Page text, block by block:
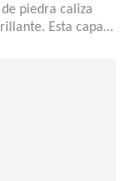
piedra caliza
Esta capa…